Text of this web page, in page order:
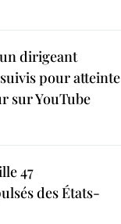
dirigeant
pour atteinte
sur YouTube
47
des États-